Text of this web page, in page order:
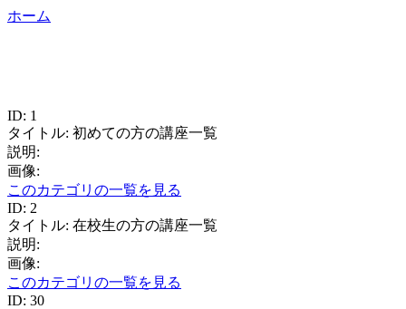
ホーム
ID: 1
タイトル: 初めての方の講座一覧
説明:
画像:
このカテゴリの一覧を見る
ID: 2
タイトル: 在校生の方の講座一覧
説明:
画像:
このカテゴリの一覧を見る
ID: 30